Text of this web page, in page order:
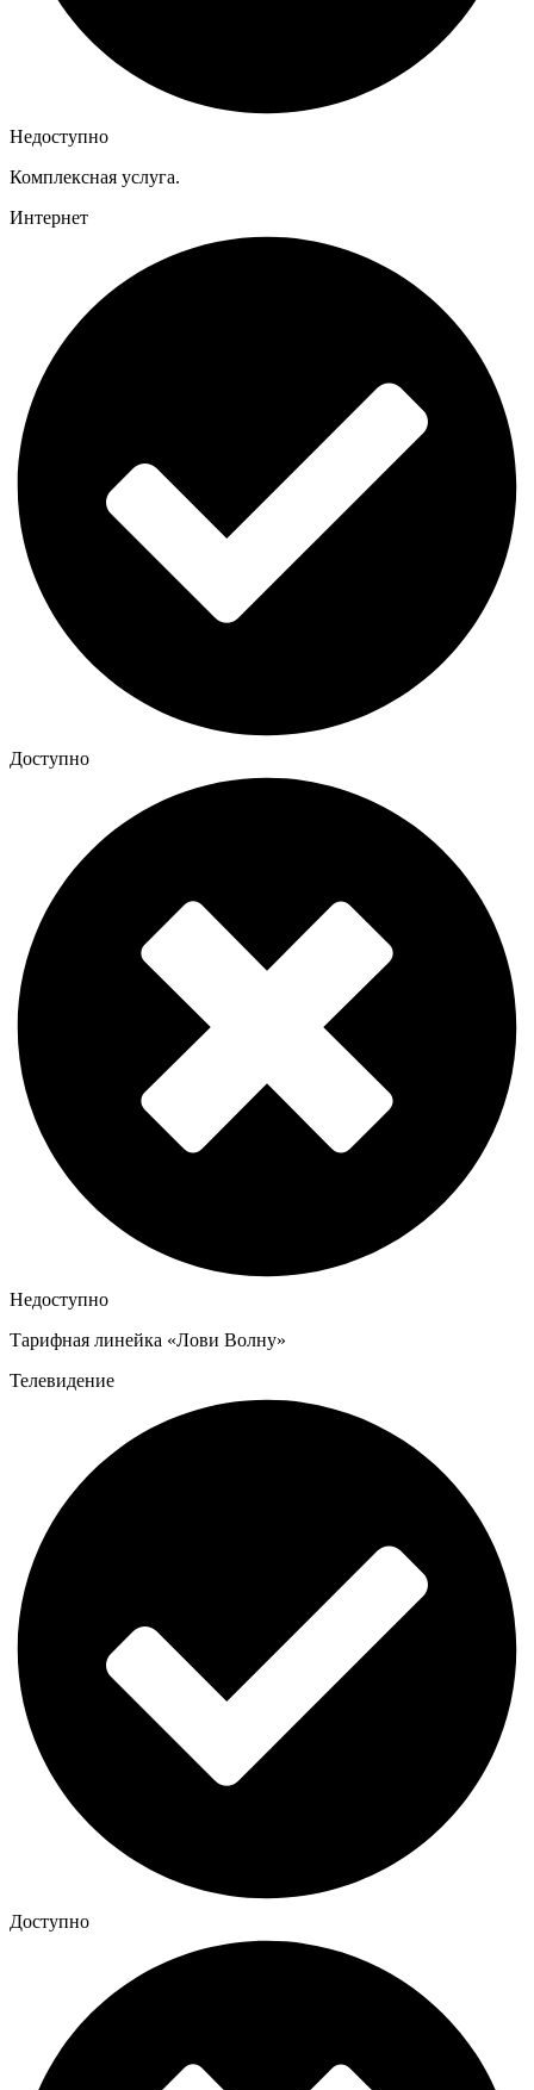
Недоступно
Комплексная услуга.
Интернет
Доступно
Недоступно
Тарифная линейка «Лови Волну»
Телевидение
Доступно